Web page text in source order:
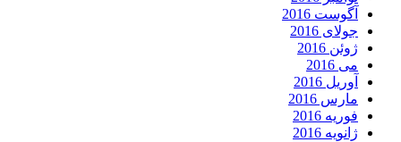
آگوست 2016
جولای 2016
ژوئن 2016
می 2016
آوریل 2016
مارس 2016
فوریه 2016
ژانویه 2016